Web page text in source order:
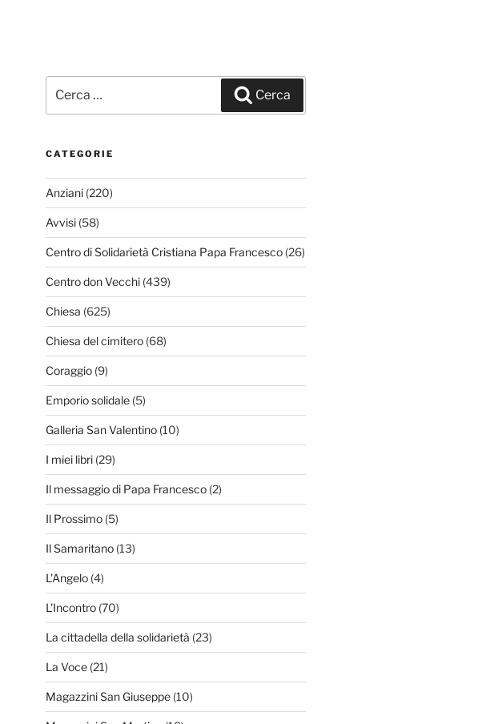
Cerca
CATEGORIE
Anziani(220)
Avvisi(58)
Centro di Solidarietà Cristiana Papa Francesco(26)
Centro don Vecchi(439)
Chiesa (625)
Chiesa del cimitero(68)
Coraggio(9)
Emporio solidale(5)
Galleria San Valentino(10)
I miei libri(29)
Il messaggio di Papa Francesco(2)
Il Prossimo(5)
Il Samaritano(13)
L'Angelo(4)
L'Incontro(70)
La cittadella della solidarietà (23)
La Voce(21)
Magazzini San Giuseppe(10)